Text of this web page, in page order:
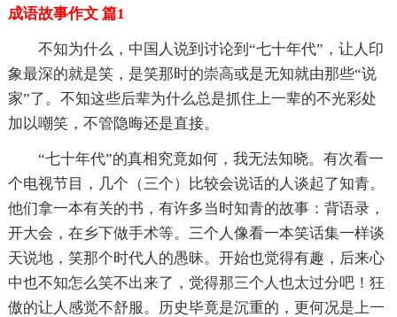
成语故事作文 篇1
不知为什么，中国人说到讨论到“七十年代”，让人印
象最深的就是笑，是笑那时的崇高或是无知就由那些“说
家”了。不知这些后辈为什么总是抓住上一辈的不光彩处
加以嘲笑，不管隐晦还是直接。
“七十年代”的真相究竟如何，我无法知晓。有次看一
个电视节目，几个（三个）比较会说话的人谈起了知青。
他们拿一本有关的书，有许多当时知青的故事：背语录，
开大会，在乡下做手术等。三个人像看一本笑话集一样谈
天说地，笑那个时代人的愚昧。开始也觉得有趣，后来心
中也不知怎么笑不出来了，觉得那三个人也太过分吧！狂
傲的让人感觉不舒服。历史毕竟是沉重的，更何况是上一